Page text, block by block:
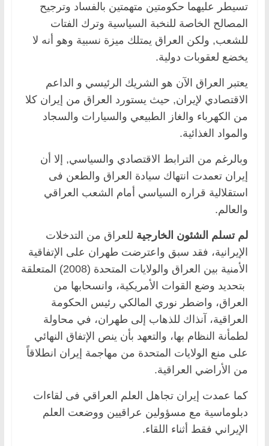
تسيطر عليهما حكومتين متهمتين بالفساد وترجيح
المصالح الخاصة للنخبة السياسية وترك الفتات
للشعب, ولكن العراق يمتلك ميزة نسبية وهو أنه لا
يخضع لعقوبات دولية.
يعتبر العراق الآن هو الشريك الرئيسي و الداعم
الاقتصادي لإيران, حيث يستورد العراق من إيران كلا
من الكهرباء والغاز الطبيعي والسيارات والسجاد
والمواد الغذائية.
وبالرغم من الترابط الاقتصادي والسياسي, إلا أن
إيران تعمدت انتهاك سيادة العراق والطعن فى
استقلالية قراره السياسي أمام الشعب العراقي
والعالم.
لم تسلم الشئون الخارجية للعراق من التدخلات
الإيرانية، فقد سبق واعترضت طهران على الإتفاقية
الأمنية بين العراق والولايات المتحدة (2008) المتعلقة
بتحديد وضع القوات الأمريكية، وانسحابها من
العراق، واضطر نوري المالكي رئيس الحكومة
العراقية، آنذاك للذهاب إلى طهران، في محاولة
لطمأنة النظام بها، والتعهد بأن ينص الإتفاق النهائي
على منع الولايات المتحدة من مهاجمة إيران انطلاقاً
من الأراضي العراقية.
كما عمدت إيران تجاهل العلم العراقي فى لقاءات
دبلوماسية مع مسؤولين عراقيين ووضعت العلم
الإيراني فقط أثناء اللقاء.